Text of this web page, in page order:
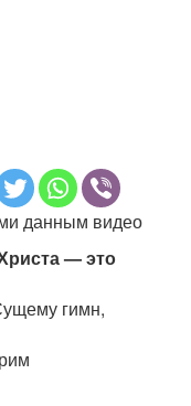
данным видео
— это
гимн,